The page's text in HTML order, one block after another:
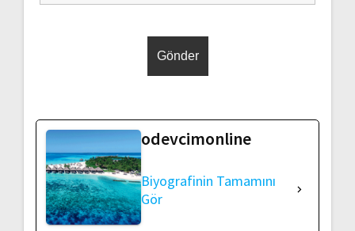
odevcimonline
Biyografinin Tamamını
Gör